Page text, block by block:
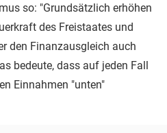
so: "Grundsätzlich erhöhen
des Freistaates und
den Finanzausgleich auch
bedeute, dass auf jeden Fall
Einnahmen "unten"